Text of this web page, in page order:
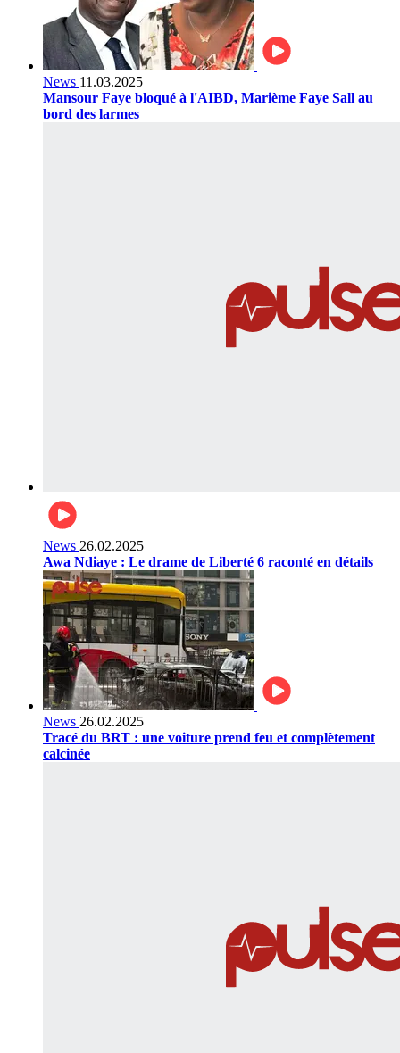
News 11.03.2025
Mansour Faye bloqué à l'AIBD, Marième Faye Sall au
bord des larmes
News 26.02.2025
Awa Ndiaye : Le drame de Liberté 6 raconté en détails
News 26.02.2025
Tracé du BRT : une voiture prend feu et complètement
calcinée